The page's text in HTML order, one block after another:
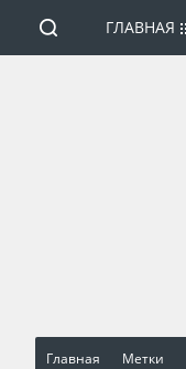
Главная Метки
ГЛАВНАЯ